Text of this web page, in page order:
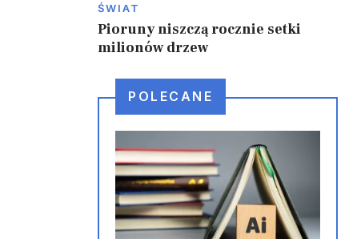
ŚWIAT
Pioruny niszczą rocznie setki
milionów drzew
POLECANE